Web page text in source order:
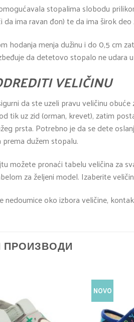
stopalima slobodu
da ima ravan đon) te da ima širok deo
hodanja menja dužinu i do 0,5 cm
da detetovo stopalo ne udara
VELIČINU
da ste uzeli pravu veličinu
tik uz zid (orman, krevet), zatim
prsta. Potrebno je da se dete
dužem stopalu.
možete pronaći tabelu veličina za
za željeni model. Izaberite
nedoumice oko izbora veličine,
ПРОИЗВОДИ
NOVO